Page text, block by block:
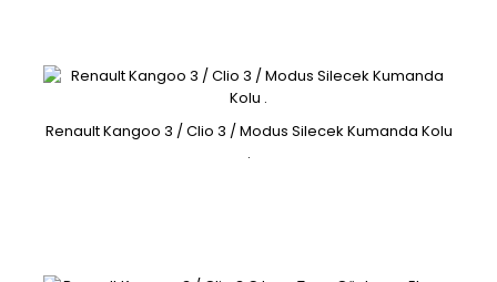
Renault Kangoo 3 / Clio 3 / Modus Silecek Kumanda Kolu
.